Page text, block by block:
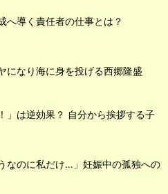
へ導く責任者の仕事とは？
になり海に身を投げる西郷隆盛
」は逆効果？ 自分から挨拶する子
なのに私だけ…」妊娠中の孤独への